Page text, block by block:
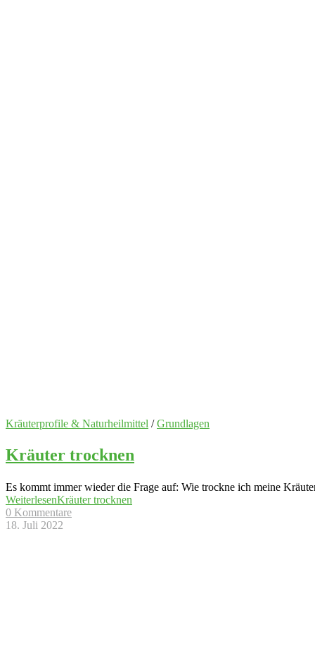
Kräuterprofile & Naturheilmittel /Grundlagen
Kräuter trocknen
Es kommt immer wieder die Frage auf: Wie trockne ich meine
WeiterlesenKräuter trocknen
0 Kommentare
18. Juli 2022